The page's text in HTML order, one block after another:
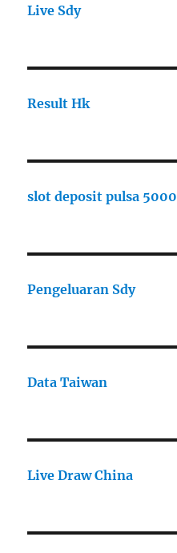
Live Sdy
Result Hk
slot deposit pulsa 5000
Pengeluaran Sdy
Data Taiwan
Live Draw China